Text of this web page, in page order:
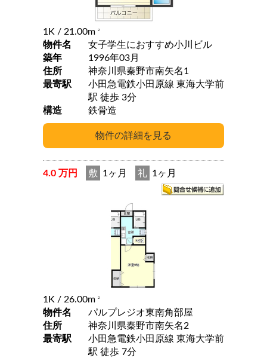
1K / 21.00m 2
物件名
女子学生におすすめ小川ビル
築年
1996年03月
住所
神奈川県秦野市南矢名1
最寄駅
小田急電鉄小田原線 東海大学前
駅 徒歩 3分
構造
鉄骨造
4.0 万円 敷 1ヶ月 礼 1ヶ月
1K / 26.00m 2
物件名
パルプレジオ東南角部屋
住所
神奈川県秦野市南矢名2
最寄駅
小田急電鉄小田原線 東海大学前
駅 徒歩 7分